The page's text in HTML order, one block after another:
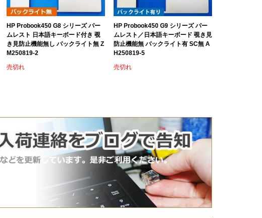
HP Probook450 G8 シリーズ パー
ムレスト 日本語キーボード付き 覗
き見防止機能無し バックライト無 Z
M250819-2
売切れ
HP Probook450 G9 シリーズ パー
ムレスト／日本語キーボード 覗き見
防止機能無 バックライト有 SC無 A
H250819-5
売切れ